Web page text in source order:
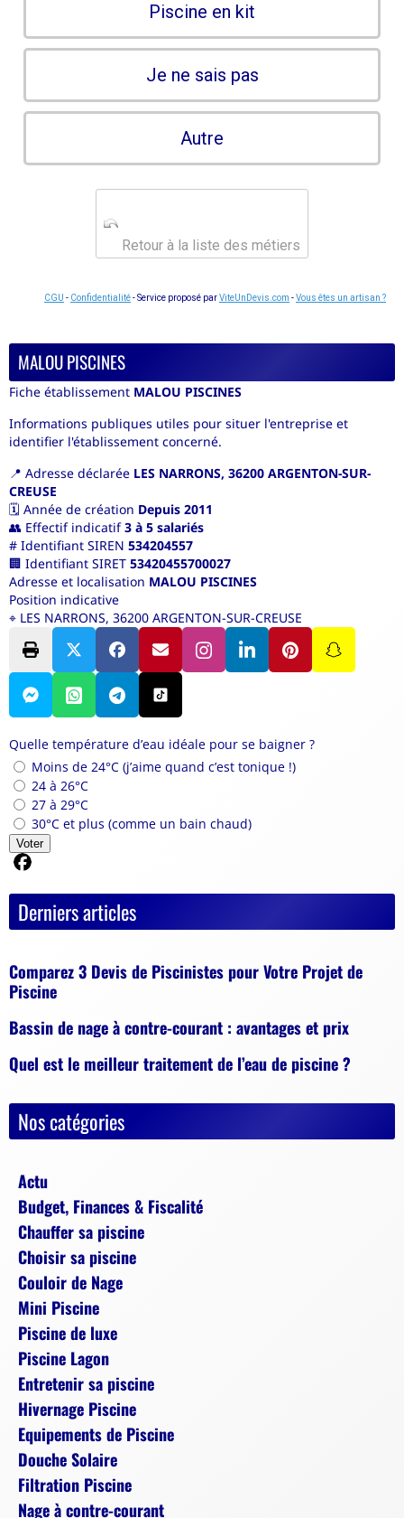
Piscine en kit
Je ne sais pas
Autre
Retour à la liste des métiers
CGU - Confidentialité- Service proposé parViteUnDevis.com -Vous êtes un artisan ?
MALOU PISCINES
Fiche établissement MALOU PISCINES
Informations publiques utiles pour situer l'entreprise et
identifier l'établissement concerné.
📍 Adresse déclarée LES NARRONS, 36200 ARGENTON-SUR-
CREUSE
🗓️ Année de création Depuis 2011
👥 Effectif indicatif 3 à 5 salariés
# Identifiant SIREN 534204557
🏢 Identifiant SIRET 53420455700027
Adresse et localisation MALOU PISCINES
Position indicative
⌖ LES NARRONS, 36200 ARGENTON-SUR-CREUSE
Quelle température d’eau idéale pour se baigner ?
Moins de 24°C (j’aime quand c’est tonique !)
24 à 26°C
27 à 29°C
30°C et plus (comme un bain chaud)
Voter
Derniers articles
Comparez 3 Devis de Piscinistes pour Votre Projet de
Piscine
Bassin de nage à contre-courant : avantages et prix
Quel est le meilleur traitement de l’eau de piscine ?
Nos catégories
Actu
Budget, Finances & Fiscalité
Chauffer sa piscine
Choisir sa piscine
Couloir de Nage
Mini Piscine
Piscine de luxe
Piscine Lagon
Entretenir sa piscine
Hivernage Piscine
Equipements de Piscine
Douche Solaire
Filtration Piscine
Nage à contre-courant